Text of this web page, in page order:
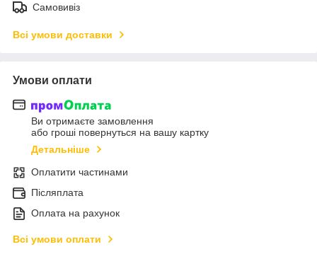
Самовивіз
Всі умови доставки
Умови оплати
Ви отримаєте замовлення
або гроші повернуться на вашу картку
Детальніше
Оплатити частинами
Післяплата
Оплата на рахунок
Всі умови оплати